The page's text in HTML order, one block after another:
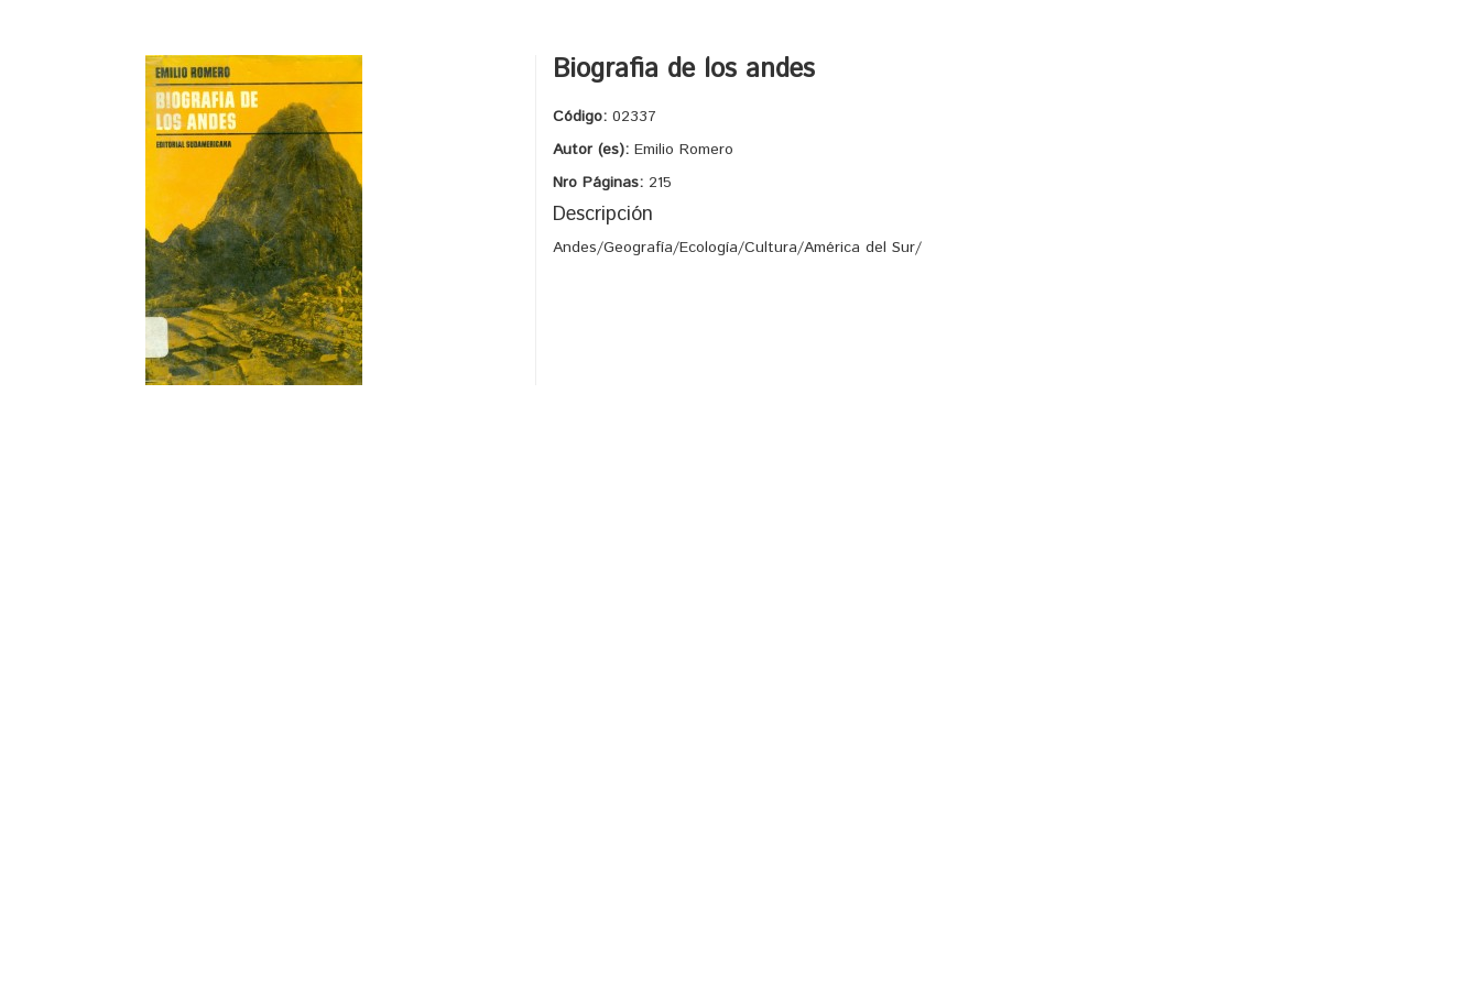
Biografia de los andes
Código: 02337
Autor (es): Emilio Romero
Nro Páginas: 215
Descripción
Andes/Geografía/Ecología/Cultura/América del Sur/